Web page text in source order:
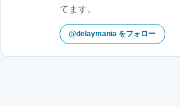
てます。
@delaymania をフォロー